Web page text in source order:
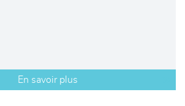
En savoir plus